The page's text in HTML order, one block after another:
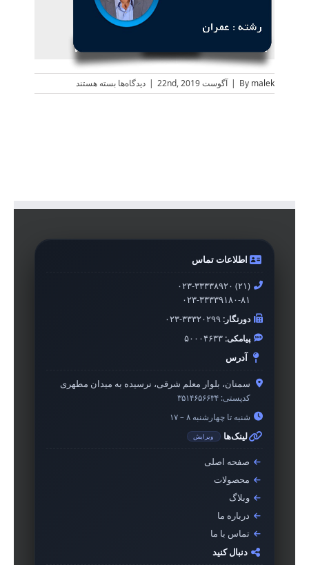
By malek
| آگوست 22nd, 2019 | دیدگاه‌ها برای
هیات
بسته هستند
اطلاعات تماس
۰۲۳-۳۳۳۳۸۹۲۰ (۲۱)
۰۲۳-۳۳۳۳۹۱۸۰-۸۱
دورنگار:۰۲۳-۳۳۳۲۰۲۹۹
پیامکی:۵۰۰۰۴۶۳۳
آدرس
سمنان، بلوار معلم شرقی، نرسیده به میدان مطهری
کدپستی: ۳۵۱۴۶۵۶۶۳۴
شنبه تا چهارشنبه ۸ – ۱۷
لینک‌ها ویرایش
صفحه اصلی
محصولات
وبلاگ
درباره ما
تماس با ما
دنبال کنید